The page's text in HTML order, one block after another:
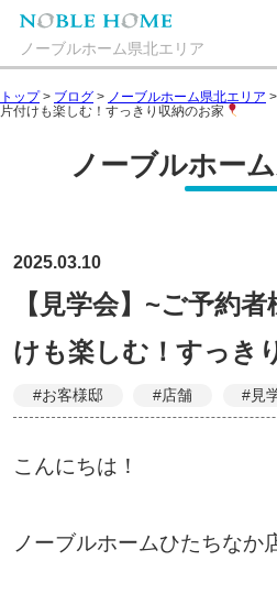
ノーブルホーム県北エリア
トップ> ブログ > ノーブルホーム県北エリア >
片付けも楽しむ！すっきり収納のお家
ノーブルホー
2025.03.10
【見学会】~ご予約
けも楽しむ！すっき
#お客様邸 #店舗 #見
こんにちは！
ノーブルホームひたちなか